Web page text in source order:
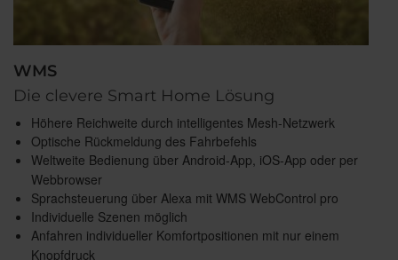
WMS
Die clevere Smart Home Lösung
Höhere Reichweite durch intelligentes Mesh-Netzwerk
Optische Rückmeldung des Fahrbefehls
Weltweite Bedienung über Android-App, iOS-App oder per
Webbrowser
Sprachsteuerung über Alexa mit WMS WebControl pro
Individuelle Szenen möglich
Anfahren individueller Komfortpositionen mit nur einem
Knopfdruck